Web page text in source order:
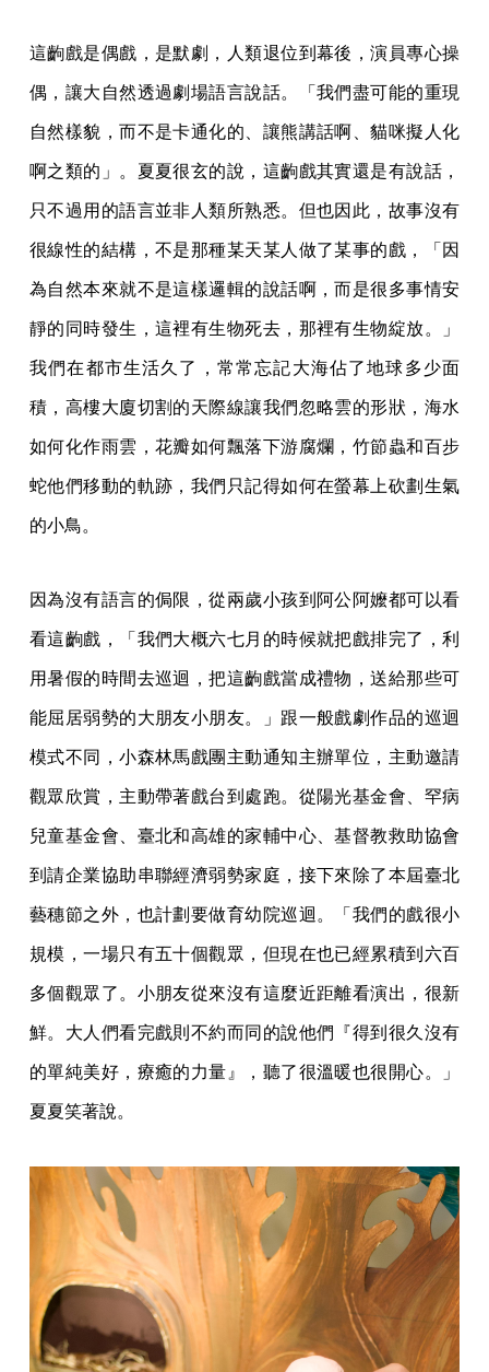
這齣戲是偶戲，是默劇，人類退位到幕後，演員專心操
偶，讓大自然透過劇場語言說話。「我們盡可能的重現
自然樣貌，而不是卡通化的、讓熊講話啊、貓咪擬人化
啊之類的」。夏夏很玄的說，這齣戲其實還是有說話，
只不過用的語言並非人類所熟悉。但也因此，故事沒有
很線性的結構，不是那種某天某人做了某事的戲，「因
為自然本來就不是這樣邏輯的說話啊，而是很多事情安
靜的同時發生，這裡有生物死去，那裡有生物綻放。」
我們在都市生活久了，常常忘記大海佔了地球多少面
積，高樓大廈切割的天際線讓我們忽略雲的形狀，海水
如何化作雨雲，花瓣如何飄落下游腐爛，竹節蟲和百步
蛇他們移動的軌跡，我們只記得如何在螢幕上砍劃生氣
的小鳥。
因為沒有語言的侷限，從兩歲小孩到阿公阿嬤都可以看
看這齣戲，「我們大概六七月的時候就把戲排完了，利
用暑假的時間去巡迴，把這齣戲當成禮物，送給那些可
能屈居弱勢的大朋友小朋友。」跟一般戲劇作品的巡迴
模式不同，小森林馬戲團主動通知主辦單位，主動邀請
觀眾欣賞，主動帶著戲台到處跑。從陽光基金會、罕病
兒童基金會、臺北和高雄的家輔中心、基督教救助協會
到請企業協助串聯經濟弱勢家庭，接下來除了本屆臺北
藝穗節之外，也計劃要做育幼院巡迴。「我們的戲很小
規模，一場只有五十個觀眾，但現在也已經累積到六百
多個觀眾了。小朋友從來沒有這麼近距離看演出，很新
鮮。大人們看完戲則不約而同的說他們『得到很久沒有
的單純美好，療癒的力量』，聽了很溫暖也很開心。」
夏夏笑著說。